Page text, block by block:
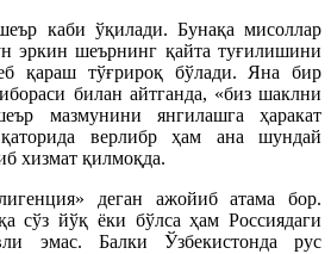
каби ўқилади. Бунақа мисоллар
эркин шеърнинг қайта туғилишини
қараш тўғрироқ бўлади. Яна бир
билан айтганда, «биз шаклни
мазмунини янгилашга ҳаракат
верлибр ҳам ана шундай
хизмат қилмоқда.
деган ажойиб атама бор.
сўз йўқ ёки бўлса ҳам Россиядаги
эмас. Балки Ўзбекистонда рус